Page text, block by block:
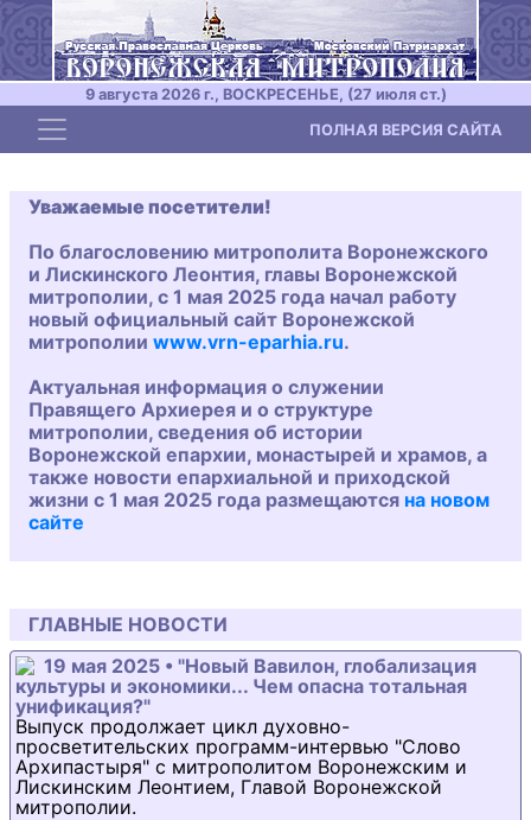
9 августа 2026 г., ВОСКРЕСЕНЬЕ, (27 июля ст.)
Toggle navigation ПОЛНАЯ ВЕРСИЯ САЙТА
Уважаемые посетители!
По благословению митрополита Воронежского
и Лискинского Леонтия, главы Воронежской
митрополии, с 1 мая 2025 года начал работу
новый официальный сайт Воронежской
митрополии www.vrn-eparhia.ru.
Актуальная информация о служении
Правящего Архиерея и о структуре
митрополии, сведения об истории
Воронежской епархии, монастырей и храмов, а
также новости епархиальной и приходской
жизни с 1 мая 2025 года размещаются на новом
сайте
ГЛАВНЫЕ НОВОСТИ
19 мая 2025 • "Новый Вавилон, глобализация
культуры и экономики... Чем опасна тотальная
унификация?"
Выпуск продолжает цикл духовно-
просветительских программ-интервью "Слово
Архипастыря" с митрополитом Воронежским и
Лискинским Леонтием, Главой Воронежской
митрополии.